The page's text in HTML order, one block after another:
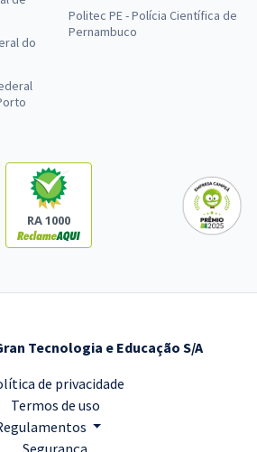
do
Politec PE - Polícia Científica de
Pernambuco
RA 1000
Tecnologia e Educação S/A
de privacidade
Termos de uso
Segurança